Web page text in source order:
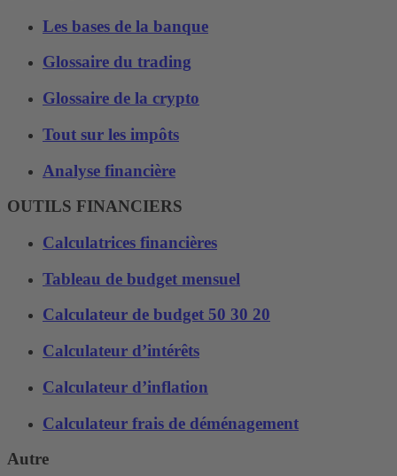
Les bases de la banque
Glossaire du trading
Glossaire de la crypto
Tout sur les impôts
Analyse financière
OUTILS FINANCIERS
Calculatrices financières
Tableau de budget mensuel
Calculateur de budget 50 30 20
Calculateur d’intérêts
Calculateur d’inflation
Calculateur frais de déménagement
Autre